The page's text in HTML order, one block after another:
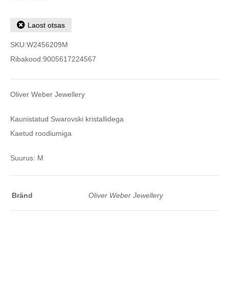
Laost otsas
SKU:W2456209M
Ribakood:9005617224567
Oliver Weber Jewellery
Kaunistatud Swarovski kristallidega
Kaetud roodiumiga
Suurus: M
Bränd Oliver Weber Jewellery